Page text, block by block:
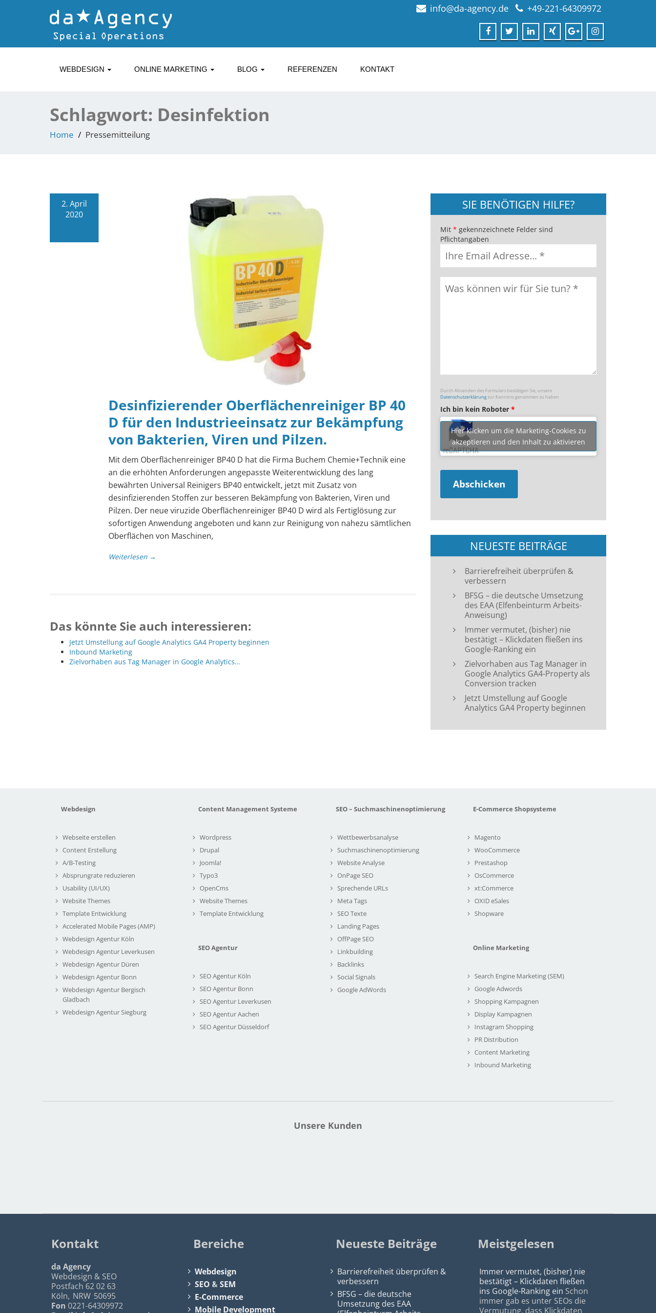
info@da-agency.de +49-221-64309972
WEBDESIGN ONLINE MARKETING BLOG REFERENZEN KONTAKT
Schlagwort: Desinfektion
Home Pressemitteilung
2. April
2020
Desinfizierender Oberflächenreiniger BP 40
D für den Industrieeinsatz zur Bekämpfung
von Bakterien, Viren und Pilzen.
Mit dem Oberflächenreiniger BP40 D hat die Firma Buchem Chemie+Technik eine
an die erhöhten Anforderungen angepasste Weiterentwicklung des lang
bewährten Universal Reinigers BP40 entwickelt, jetzt mit Zusatz von
desinfizierenden Stoffen zur besseren Bekämpfung von Bakterien, Viren und
Pilzen. Der neue viruzide Oberflächenreiniger BP40 D wird als Fertiglösung zur
sofortigen Anwendung angeboten und kann zur Reinigung von nahezu sämtlichen
Oberflächen von Maschinen,
Weiterlesen →
Das könnte Sie auch interessieren:
Jetzt Umstellung auf Google Analytics GA4 Property beginnen
Inbound Marketing
Zielvorhaben aus Tag Manager in Google Analytics…
SIE BENÖTIGEN HILFE?
Mit * gekennzeichnete Felder sind
Pflichtangaben
Durch Absenden des Formulars bestätigen Sie, unsere
Datenschutzerklärungzur Kenntnis genommen zu haben
Ich bin kein Roboter *
Hier klicken um die Marketing-Cookies zu
akzeptieren und den Inhalt zu aktivieren
NEUESTE BEITRÄGE
Barrierefreiheit überprüfen &
verbessern
BFSG – die deutsche Umsetzung
des EAA (Elfenbeinturm Arbeits-
Anweisung)
Immer vermutet, (bisher) nie
bestätigt – Klickdaten fließen ins
Google-Ranking ein
Zielvorhaben aus Tag Manager in
Google Analytics GA4-Property als
Conversion tracken
Jetzt Umstellung auf Google
Analytics GA4 Property beginnen
Webdesign
Webseite erstellen
Content Erstellung
A/B-Testing
Absprungrate reduzieren
Usability (UI/UX)
Website Themes
Template Entwicklung
Accelerated Mobile Pages (AMP)
Webdesign Agentur Köln
Webdesign Agentur Leverkusen
Webdesign Agentur Düren
Webdesign Agentur Bonn
Webdesign Agentur Bergisch
Gladbach
Webdesign Agentur Siegburg
Content Management Systeme
Wordpress
Drupal
Joomla!
Typo3
OpenCms
Website Themes
Template Entwicklung
SEO Agentur
SEO Agentur Köln
SEO Agentur Bonn
SEO Agentur Leverkusen
SEO Agentur Aachen
SEO Agentur Düsseldorf
SEO – Suchmaschinenoptimierung
Wettbewerbsanalyse
Suchmaschinenoptimierung
Website Analyse
OnPage SEO
Sprechende URLs
Meta Tags
SEO Texte
Landing Pages
OffPage SEO
Linkbuilding
Backlinks
Social Signals
Google AdWords
E-Commerce Shopsysteme
Magento
WooCommerce
Prestashop
OsCommerce
xt:Commerce
OXID eSales
Shopware
Online Marketing
Search Engine Marketing (SEM)
Google Adwords
Shopping Kampagnen
Display Kampagnen
Instagram Shopping
PR Distribution
Content Marketing
Inbound Marketing
Unsere Kunden
Kontakt
da Agency
Webdesign & SEO
Postfach 62 02 63
Köln, NRW 50695
Fon 0221-64309972
Bereiche
Webdesign
SEO &SEM
E-Commerce
Mobile Development
Neueste Beiträge
Barrierefreiheit überprüfen &
verbessern
BFSG – die deutsche
Umsetzung des EAA
Meistgelesen
Immer vermutet, (bisher) nie
bestätigt – Klickdaten fließen
ins Google-Ranking ein Schon
immer gab es unter SEOs die
Vermutung, dass Klickdaten